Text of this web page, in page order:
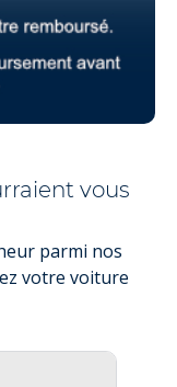
vous
parmi nos
votre voiture